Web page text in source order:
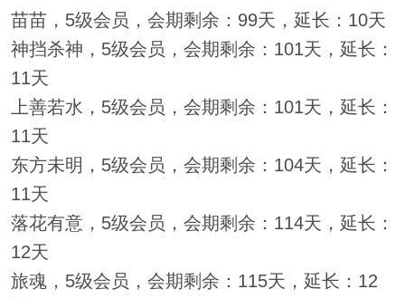
苗苗，5级会员，会期剩余：99天，延长：10天
神挡杀神，5级会员，会期剩余：101天，延长：
11天
上善若水，5级会员，会期剩余：101天，延长：
11天
东方未明，5级会员，会期剩余：104天，延长：
11天
落花有意，5级会员，会期剩余：114天，延长：
12天
旅魂，5级会员，会期剩余：115天，延长：12